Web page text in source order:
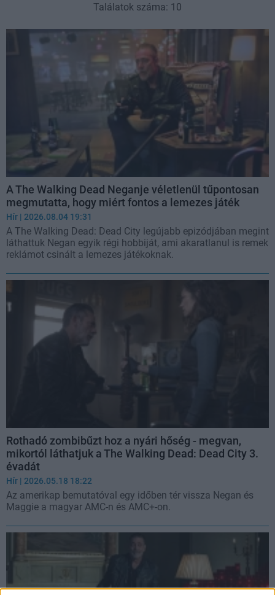
Találatok száma: 10
A The Walking Dead Neganje véletlenül tűpontosan
megmutatta, hogy miért fontos a lemezes játék
Hír | 2026.08.04 19:31
A The Walking Dead: Dead City legújabb epizódjában megint
láthattuk Negan egyik régi hobbiját, ami akaratlanul is remek
reklámot csinált a lemezes játékoknak.
Rothadó zombibűzt hoz a nyári hőség - megvan,
mikortól láthatjuk a The Walking Dead: Dead City 3.
évadát
Hír | 2026.05.18 18:22
Az amerikap bemutatóval egy időben tér vissza Negan és
Maggie a magyar AMC-n és AMC+-on.